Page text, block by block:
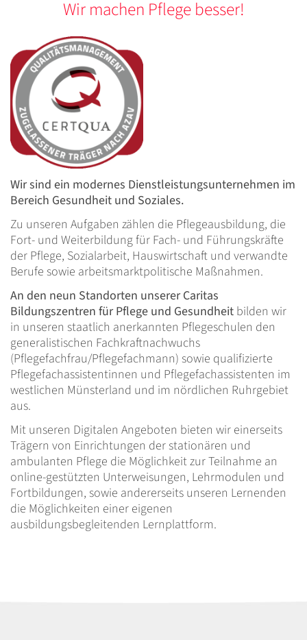
Wir machen Pflege besser!
Wir sind ein modernes Dienstleistungsunternehmen im
Bereich Gesundheit und Soziales.
Zu unseren Aufgaben zählen die Pflegeausbildung, die
Fort- und Weiterbildung für Fach- und Führungskräfte
der Pflege, Sozialarbeit, Hauswirtschaft und verwandte
Berufe sowie arbeitsmarktpolitische Maßnahmen.
An den neun Standorten unserer Caritas
Bildungszentren für Pflege und Gesundheit bilden wir
in unseren staatlich anerkannten Pflegeschulen den
generalistischen Fachkraftnachwuchs
(Pflegefachfrau/Pflegefachmann) sowie qualifizierte
Pflegefachassistentinnen und Pflegefachassistenten im
westlichen Münsterland und im nördlichen Ruhrgebiet
aus.
Mit unseren Digitalen Angeboten bieten wir einerseits
Trägern von Einrichtungen der stationären und
ambulanten Pflege die Möglichkeit zur Teilnahme an
online-gestützten Unterweisungen, Lehrmodulen und
Fortbildungen, sowie andererseits unseren Lernenden
die Möglichkeiten einer eigenen
ausbildungsbegleitenden Lernplattform.